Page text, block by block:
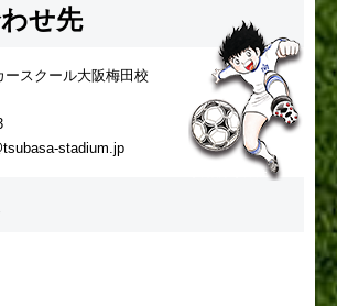
せ先
ースクール大阪梅田校
stadium.jp